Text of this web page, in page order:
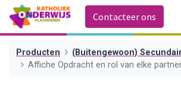
Contacteer ons
Producten
(Buitengewoon)
Affiche Opdracht en rol van elke